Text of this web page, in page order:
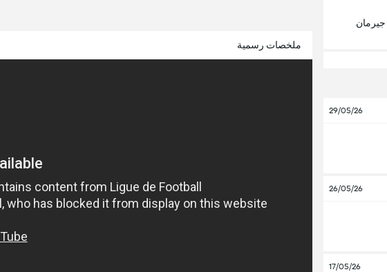
29/05/26
26/05/26
17/05/26
ملخصات رسمية